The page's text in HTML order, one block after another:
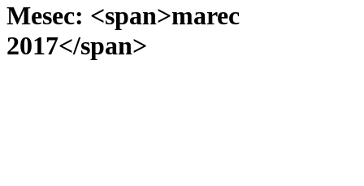
Mesec: <span>marec
2017</span>